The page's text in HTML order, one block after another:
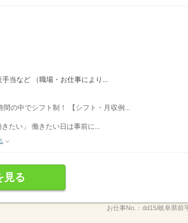
当など （職場・お仕事により...
の中でシフト制！ 【シフト・月収例...
たい」 働きたい日は事前に...
見る
お仕事No.： dd15/岐阜県前